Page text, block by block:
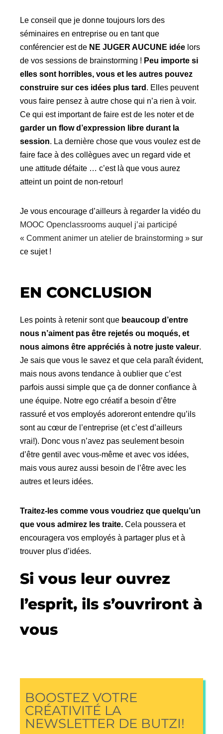
Le conseil que je donne toujours lors des
séminaires en entreprise ou en tant que
conférencier est de NE JUGER AUCUNE idée lors
de vos sessions de brainstorming ! Peu importe si
elles sont horribles, vous et les autres pouvez
construire sur ces idées plus tard . Elles peuvent
vous faire pensez à autre chose qui n’a rien à voir.
Ce qui est important de faire est de les noter et de
garder un flow d’expression libre durant la
session. La dernière chose que vous voulez est de
faire face à des collègues avec un regard vide et
une attitude défaite … c’est là que vous aurez
atteint un point de non-retour!
Je vous encourage d’ailleurs à regarder la vidéo du
MOOC Openclassrooms auquel j’ai participé
« Comment animer un atelier de brainstorming » sur
ce sujet !
EN CONCLUSION
Les points à retenir sont que beaucoup d’entre
nous n’aiment pas être rejetés ou moqués, et
nous aimons être appréciés à notre juste valeur.
Je sais que vous le savez et que cela paraît évident,
mais nous avons tendance à oublier que c’est
parfois aussi simple que ça de donner confiance à
une équipe. Notre ego créatif a besoin d’être
rassuré et vos employés adoreront entendre qu’ils
sont au cœur de l’entreprise (et c’est d’ailleurs
vrai!). Donc vous n’avez pas seulement besoin
d’être gentil avec vous-même et avec vos idées,
mais vous aurez aussi besoin de l’être avec les
autres et leurs idées.
Traitez-les comme vous voudriez que quelqu’un
que vous admirez les traite. Cela poussera et
encouragera vos employés à partager plus et à
trouver plus d’idées.
Si vous leur ouvrez
l’esprit, ils s’ouvriront à
vous
BOOSTEZ VOTRE
CRÉATIVITÉ LA
NEWSLETTER DE BUTZI!